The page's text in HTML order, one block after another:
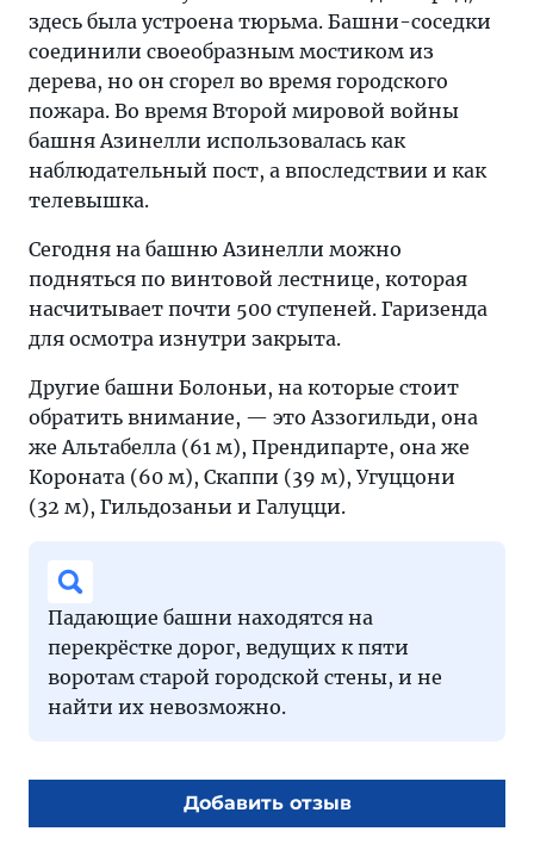
здесь была устроена тюрьма. Башни-соседки
соединили своеобразным мостиком из
дерева, но он сгорел во время городского
пожара. Во время Второй мировой войны
башня Азинелли использовалась как
наблюдательный пост, а впоследствии и как
телевышка.
Сегодня на башню Азинелли можно
подняться по винтовой лестнице, которая
насчитывает почти 500 ступеней. Гаризенда
для осмотра изнутри закрыта.
Другие башни Болоньи, на которые стоит
обратить внимание, — это Аззогильди, она
же Альтабелла (61 м), Прендипарте, она же
Короната (60 м), Скаппи (39 м), Угуццони
(32 м), Гильдозаньи и Галуцци.
Падающие башни находятся на
перекрёстке дорог, ведущих к пяти
воротам старой городской стены, и не
найти их невозможно.
Добавить отзыв